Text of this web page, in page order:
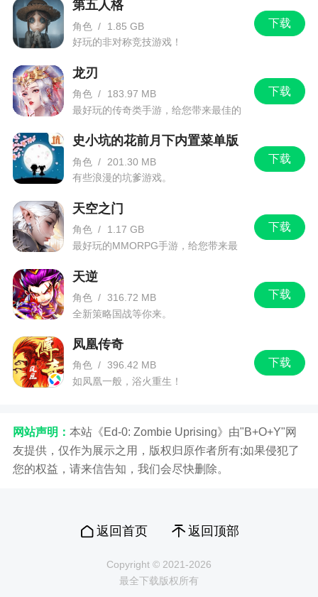
典的传统骨牌玩法，结合详细的新手教程、人机对
战、联机对抗、牌局复盘等游戏玩法
更新日志
新增了新手引导
修复了个别错误
下载
第五人格
角色 /
1.85 GB
好玩的非对称竞技游戏！
下载
龙刃
角色 /
183.97 MB
最好玩的传奇类手游，给您带来最佳的
下载
史小坑的花前月下内置菜单版
角色 /
201.30 MB
有些浪漫的坑爹游戏。
下载
天空之门
角色 /
1.17 GB
最好玩的MMORPG手游，给您带来最
下载
天逆
角色 / 316.72 MB
全新策略国战等你来。
下载
凤凰传奇
角色 / 396.42 MB
如凤凰一般，浴火重生！
网站声明： 本站《Ed-0: Zombie Uprising》由"B+O+Y"网
友提供，仅作为展示之用，版权归原作者所有;如果侵犯了
您的权益，请来信告知，我们会尽快删除。
返回首页 返回顶部
Copyright © 2021-2026
最全下载版权所有